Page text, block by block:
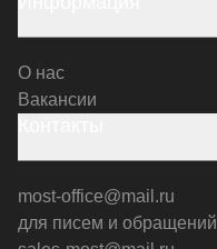
О нас
Вакансии
most-office@mail.ru
для писем и обращений